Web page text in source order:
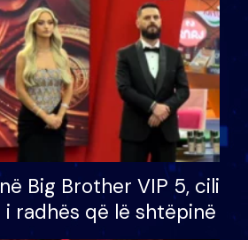
Big Brother VIP 5, cili
radhës që lë shtëpinë